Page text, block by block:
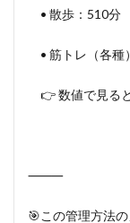
• 散歩：510分
• 筋トレ（各種
👉 数値で見る
⸻
🎯この管理方法